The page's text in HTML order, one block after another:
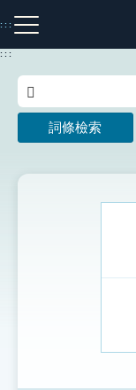
到
主
:::
注音索引圖示
:::
詞條檢索